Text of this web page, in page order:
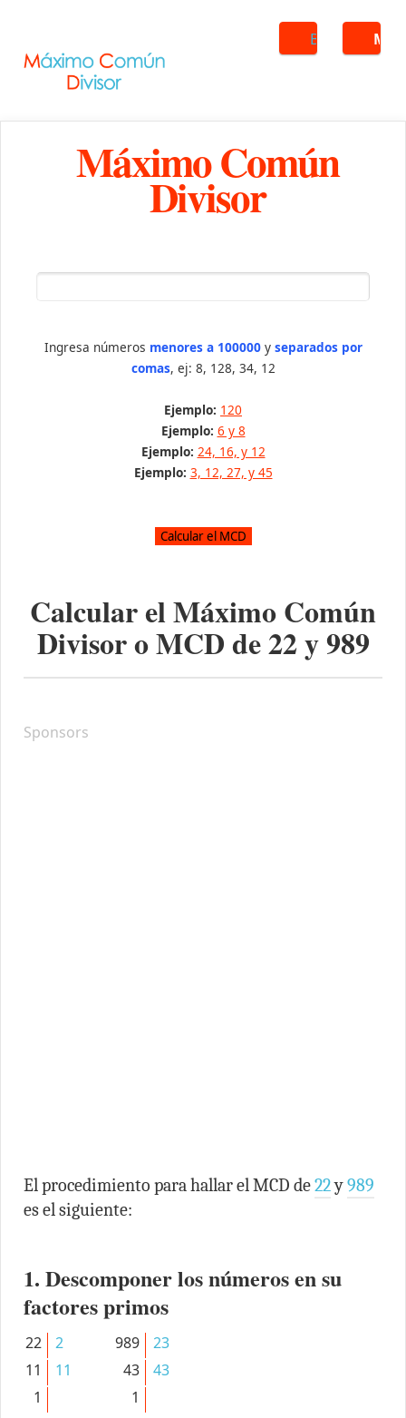
Buscar
Máximo Común
Divisor
Ingresa números menores a 100000y separados por
comas, ej: 8, 128, 34, 12
Ejemplo: 120
Ejemplo: 6 y 8
Ejemplo: 24, 16, y 12
Ejemplo: 3, 12, 27, y 45
Calcular el Máximo Común
Divisor o MCD de22y989
Sponsors
El procedimiento para hallar el MCD de22y989
es el siguiente:
1. Descomponer los números en su
factores primos
22
2
11
11
1
989
23
43
43
1